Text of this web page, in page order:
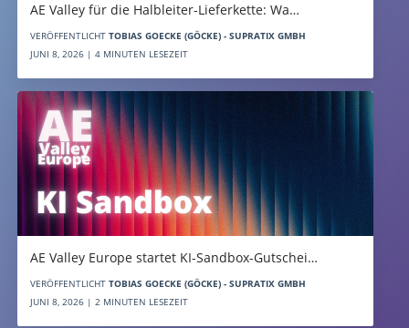
AE Valley für die Halbleiter-Lieferkette: Wa…
VERÖFFENTLICHT TOBIAS GOECKE (GÖCKE) - SUPRATIX GMBH
JUNI 8, 2026 | 4 MINUTEN LESEZEIT
AE Valley Europe startet KI-Sandbox-Gutschei…
VERÖFFENTLICHT TOBIAS GOECKE (GÖCKE) - SUPRATIX GMBH
JUNI 8, 2026 | 2 MINUTEN LESEZEIT